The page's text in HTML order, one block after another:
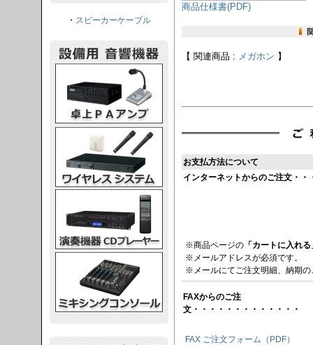
商品仕様書(PDF)
【 関連商品 : メガホン 】
お支払方法について
インターネットからのご注文・・
※商品ページの 「カートに入れる
※メールアドレスが必須です。
※メールにてご注文明細、納期
FAXからのご注
文・・・・・・・・・・・・・
FAX ご注文フォーム（PDF）
・ スピーカーケーブル